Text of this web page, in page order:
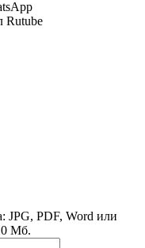
JPG, PDF, Word или
Мб.